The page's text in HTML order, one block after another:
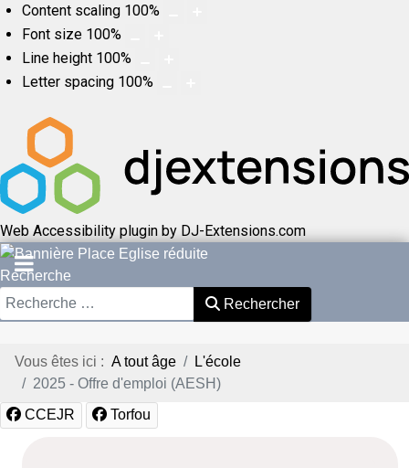
Content scaling 100%
Font size 100%
Line height 100%
Letter spacing 100%
Web Accessibility plugin by DJ-Extensions.com
Recherche
Rechercher
Vous êtes ici : A tout âge
L'école
2025 - Offre d'emploi (AESH)
CCEJR Torfou